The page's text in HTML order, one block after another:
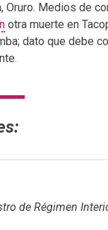
Oruro. Medios de
otra muerte en
dato que debe
de Régimen